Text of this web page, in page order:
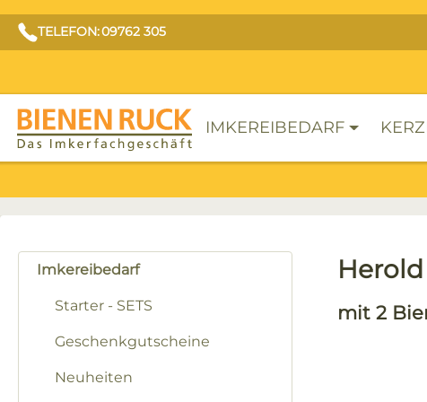
TELEFON: 09762 305
IMKEREIBEDARF
Imkereibedarf
Starter - SETS
Geschenkgutscheine
Neuheiten
mit 2